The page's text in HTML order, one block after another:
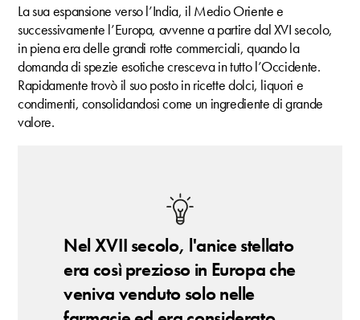
La sua espansione verso l’India, il Medio Oriente e
successivamente l’Europa, avvenne a partire dal XVI secolo,
in piena era delle grandi rotte commerciali, quando la
domanda di spezie esotiche cresceva in tutto l’Occidente.
Rapidamente trovò il suo posto in ricette dolci, liquori e
condimenti, consolidandosi come un ingrediente di grande
valore.
Nel XVII secolo, l'anice stellato
era così prezioso in Europa che
veniva venduto solo nelle